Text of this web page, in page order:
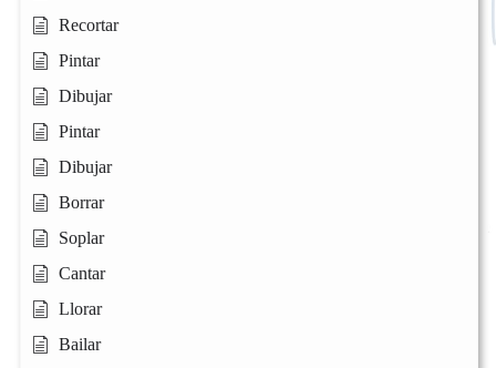
Recortar
Pintar
Dibujar
Pintar
Dibujar
Borrar
Soplar
Cantar
Llorar
Bailar